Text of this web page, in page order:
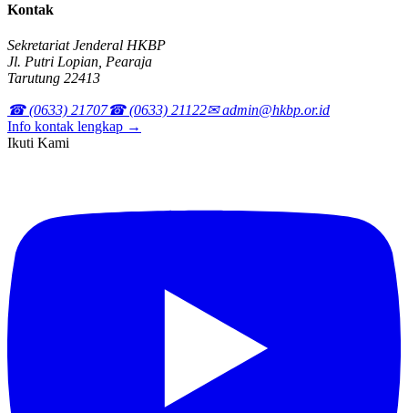
Kontak
Sekretariat Jenderal HKBP
Jl. Putri Lopian, Pearaja
Tarutung 22413
☎ (0633) 21707☎ (0633) 21122✉ admin@hkbp.or.id
Info kontak lengkap →
Ikuti Kami